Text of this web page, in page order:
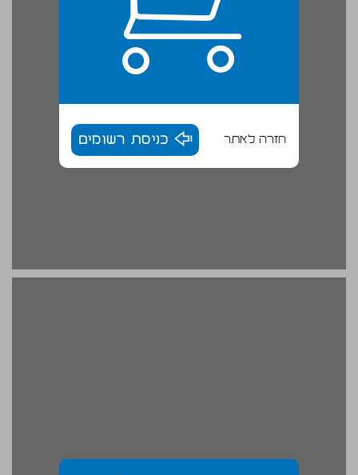
חזרה לאתר כניסת רשומים